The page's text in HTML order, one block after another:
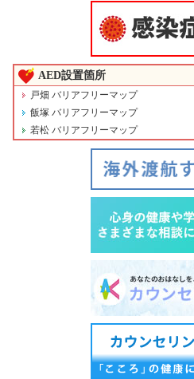
AED設置箇所
戸畑 バリアフリーマップ
飯塚 バリアフリーマップ
若松 バリアフリーマップ